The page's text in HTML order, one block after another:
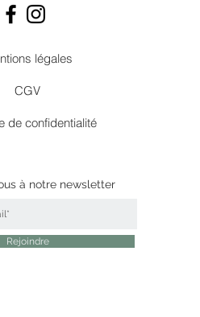
légales
CGV
de confidentialité
à notre newsletter
Rejoindre